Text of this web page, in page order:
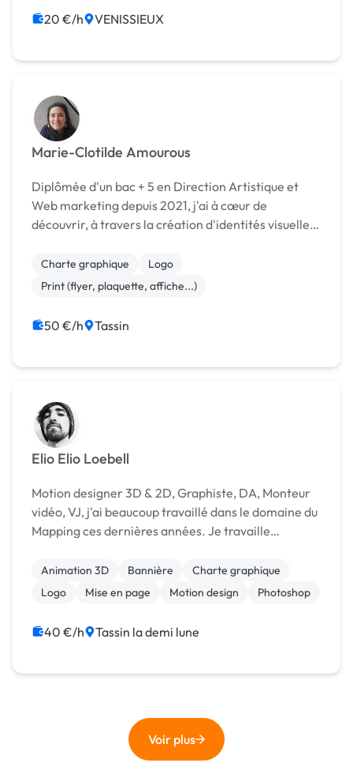
20 €/h VENISSIEUX
Marie-Clotilde Amourous
Diplômée d'un bac + 5 en Direction Artistique et
Web marketing depuis 2021, j'ai à cœur de
découvrir, à travers la création d'identités visuelles
aussi différents mais enrichissants les uns que le...
Charte graphique
Logo
Print (flyer, plaquette, affiche...)
50 €/h Tassin
Elio Elio Loebell
Motion designer 3D & 2D, Graphiste, DA, Monteur
vidéo, VJ, j'ai beaucoup travaillé dans le domaine du
Mapping ces dernières années. Je travaille
Effects, Embergen FX, Resolume Arena, et quelques
noti...
Animation 3D Bannière
Charte graphique
Logo
Mise en page Motion design Photoshop
40 €/h Tassin la demi lune
Voir plus